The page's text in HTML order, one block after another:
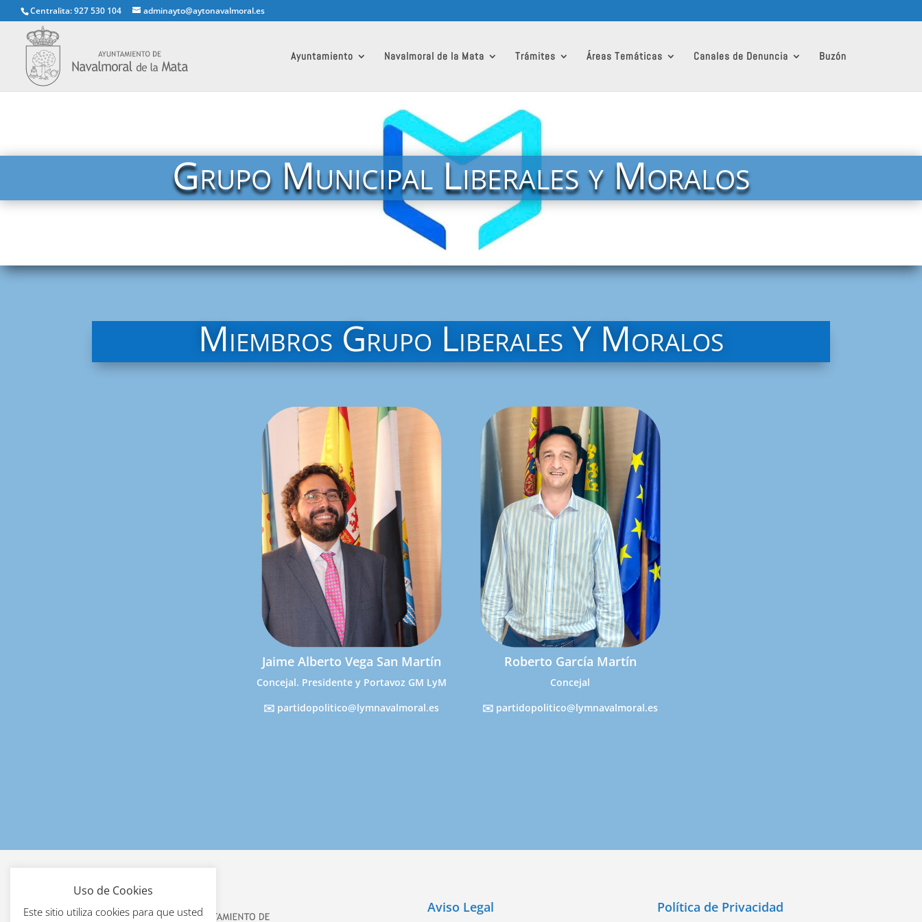
Centralita: 927 530 104 adminayto@aytonavalmoral.es
Ayuntamiento Navalmoral de la Mata Trámites Áreas Temáticas Canales de Denuncia Buzón
Grupo Municipal Liberales y Moralos
Miembros Grupo Liberales Y Moralos
Jaime Alberto Vega San Martín
Concejal. Presidente y Portavoz GM LyM
✉️ partidopolitico@lymnavalmoral.es
Roberto García Martín
Concejal
✉️ partidopolitico@lymnavalmoral.es
Aviso Legal Política de Privacidad
Uso de Cookies
Este sitio utiliza cookies para que usted